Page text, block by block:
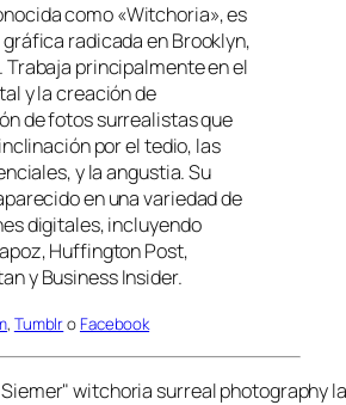
como «Witchoria», es
radicada en Brooklyn,
Trabaja principalmente en el
y la creación de
de fotos surrealistas que
por el tedio, las
y la angustia. Su
en una variedad de
digitales, incluyendo
Huffington Post,
y Business Insider.
, Tumblro Facebook